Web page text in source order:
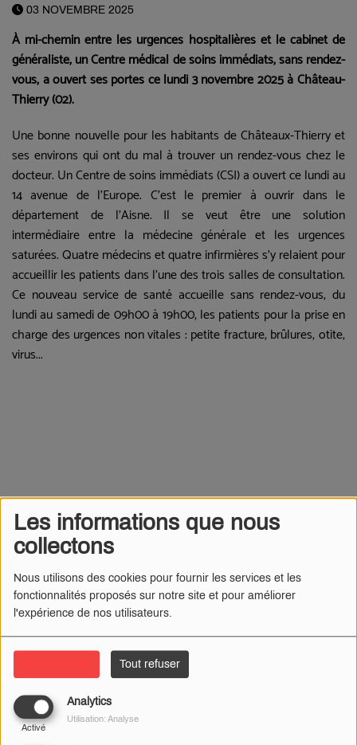
Les informations que nous
collectons
Nous utilisons des cookies pour fournir les services et les
fonctionnalités proposés sur notre site et pour améliorer
l'expérience de nos utilisateurs.
Tout refuser
Analytics
Activé
Utilisation: Analyse
03 NOVEMBRE 2025
À mi-chemin entre les urgences hospitalières et le cabinet de
généraliste, un Centre médical de soins immédiats, sans rendez-
vous, a ouvert ses portes ce lundi 3 novembre 2025 à Château-
Thierry (02).
Une bonne nouvelle pour les habitants de Châteaux-Thierry et
ses environs qui ont du mal à trouver un rendez-vous chez le
docteur. Un Centre de soins immédiats (CSI) a ouvert ce lundi au
14 avenue de l’Europe. C'est le premier à ouvrir dans le
département de l'Aisne. Il se veut être une solution
intermédiaire entre la médecine générale et les urgences
saturées. Quatre médecins et quatre infirmières s'y relaient pour
accueillir les patients dans l'une des trois salles de consultation.
Ce nouveau service de santé accueille sans rendez-vous, du
lundi au samedi de 09h00 à 19h00, les patients pour la prise en
charge des urgences non vitales : petite fracture, brûlures, otite,
virus...